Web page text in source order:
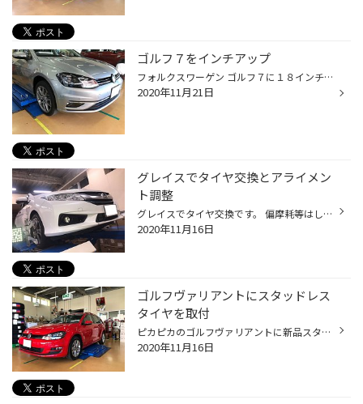
ゴルフ７をインチアップ
フォルクスワーゲン ゴルフ７に１８インチをインストール もともと装着されていたのはＯＺの１７インチ 今回装着するのはこちらのホイールです。 先ずは阿古の外観から・・・ＥＮＫＥＩです。 早速開封してチェンジャーにセット。 ホイールにカバーがしてありますね・・・ すいません・・・もったい...
2020年11月21日
グレイスでタイヤ交換とアライメン
ト調整
グレイスでタイヤ交換です。 偏摩耗等はしていませんでしたが予防策でアライメント調整実施しました。 調整前のデータです。 大きなずれはないですが、左右差がでていました。 調整個所はフロントのトゥのみ・・・ タイロッドでの調整です。 もともと大きなずれではなかったので赤い部分はありませ...
2020年11月16日
ゴルフヴァリアントにスタッドレス
タイヤを取付
ピカピカのゴルフヴァリアントに新品スタッドレスタイヤを装着。 チョイスしたタイヤは ブリヂストン アイスパートナー２ ２０５/５５Ｒ１６ カタログ非掲載のブリヂストン系列店舗のみで購入できるタイヤです。 組みつけるホイールは純正スチールをご用意いただきました。 ボルトも純正流用できま...
2020年11月16日